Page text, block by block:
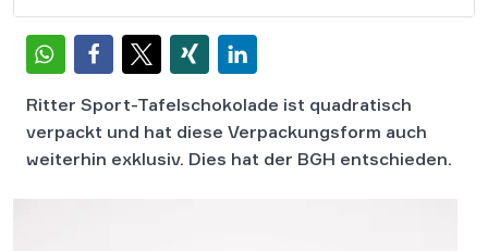
Ritter Sport-Tafelschokolade ist quadratisch
verpackt und hat diese Verpackungsform auch
weiterhin exklusiv. Dies hat der BGH entschieden.